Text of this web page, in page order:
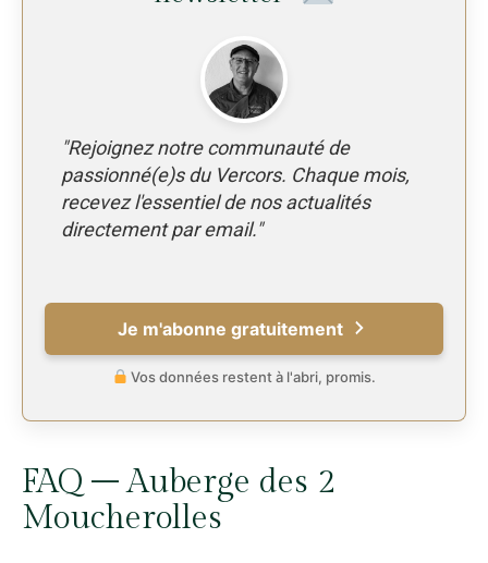
"Rejoignez notre communauté de
passionné(e)s du Vercors. Chaque mois,
recevez l'essentiel de nos actualités
directement par email."
Je m'abonne gratuitement
Vos données restent à l'abri, promis.
FAQ – Auberge des 2
Moucherolles